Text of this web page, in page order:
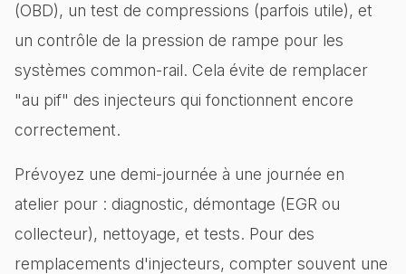
(OBD), un test de compressions (parfois utile), et
un contrôle de la pression de rampe pour les
systèmes common-rail. Cela évite de remplacer
"au pif" des injecteurs qui fonctionnent encore
correctement.
Prévoyez une demi-journée à une journée en
atelier pour : diagnostic, démontage (EGR ou
collecteur), nettoyage, et tests. Pour des
remplacements d'injecteurs, compter souvent une